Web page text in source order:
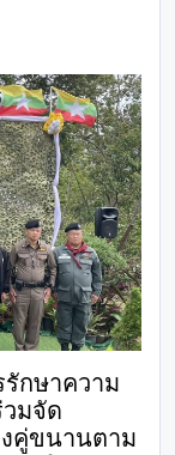
รักษาความ
มจัด
คู่ขนานตาม